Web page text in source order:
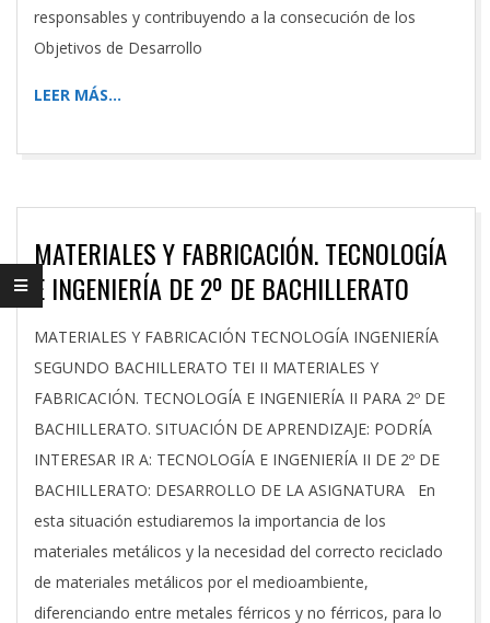
responsables y contribuyendo a la consecución de los
Objetivos de Desarrollo
LEER MÁS…
MATERIALES Y FABRICACIÓN. TECNOLOGÍA
E INGENIERÍA DE 2º DE BACHILLERATO
2023-
09-
24
MATERIALES Y FABRICACIÓN TECNOLOGÍA INGENIERÍA
SEGUNDO BACHILLERATO TEI II MATERIALES Y
FABRICACIÓN. TECNOLOGÍA E INGENIERÍA II PARA 2º DE
BACHILLERATO. SITUACIÓN DE APRENDIZAJE: PODRÍA
INTERESAR IR A: TECNOLOGÍA E INGENIERÍA II DE 2º DE
BACHILLERATO: DESARROLLO DE LA ASIGNATURA En
esta situación estudiaremos la importancia de los
materiales metálicos y la necesidad del correcto reciclado
de materiales metálicos por el medioambiente,
diferenciando entre metales férricos y no férricos, para lo